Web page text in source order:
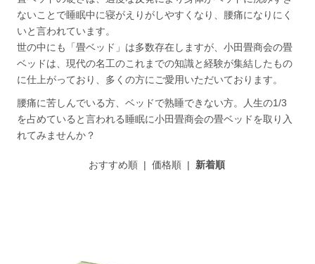
ないことで睡眠中に寝がえりがしやすくなり、腰痛になりにく
いと言われています。
世の中にも「畳ベッド」は多数存在しますが、小田畳商会の畳
ベッドは、現代の名工のこれまでの知識と経験が集結したもの
に仕上がっており、多くの方にご愛用いただいております。
腰痛に苦しんでいる方、ベッドで熟睡できない方。人生の1/3
を占めていると言われる睡眠に小田畳商会の畳ベッドを取り入
れてみませんか？
おすすめ順| 価格順| 新着順